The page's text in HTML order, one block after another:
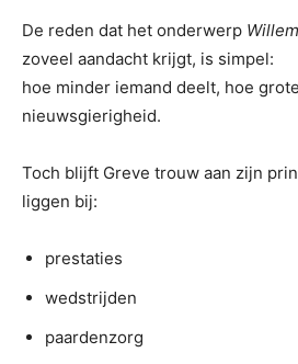
De reden dat het onderwerp
zoveel aandacht krijgt, is simpel:
hoe minder iemand deelt, hoe
nieuwsgierigheid.
Toch blijft Greve trouw aan zijn
liggen bij:
prestaties
wedstrijden
paardenzorg